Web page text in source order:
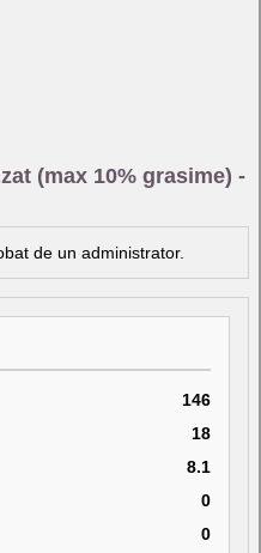
(max 10% grasime) -
de un administrator.
146
18
8.1
0
0